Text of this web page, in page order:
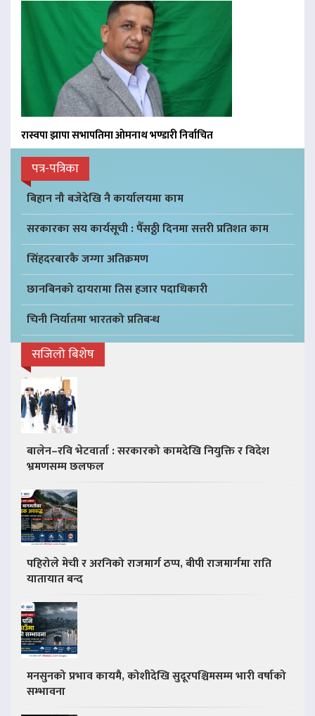
रास्वपा झापा सभापतिमा ओमनाथ भण्डारी निर्वाचित
पत्र-पत्रिका
बिहान नौ बजेदेखि नै कार्यालयमा काम
सरकारका सय कार्यसूची : पैँसठ्ठी दिनमा सत्तरी प्रतिशत काम
सिंहदरबारकै जग्गा अतिक्रमण
छानबिनको दायरामा तिस हजार पदाधिकारी
चिनी निर्यातमा भारतको प्रतिबन्ध
सजिलो बिशेष
बालेन–रवि भेटवार्ता : सरकारको कामदेखि नियुक्ति र विदेश
भ्रमणसम्म छलफल
पहिरोले मेची र अरनिको राजमार्ग ठप्प, बीपी राजमार्गमा राति
यातायात बन्द
मनसुनको प्रभाव कायमै, कोशीदेखि सुदूरपश्चिमसम्म भारी वर्षाको
सम्भावना